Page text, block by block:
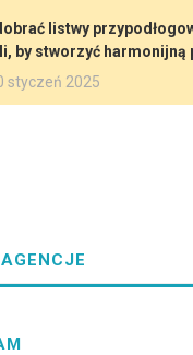
listwy
by stworzyć harmonijną
styczeń 2025